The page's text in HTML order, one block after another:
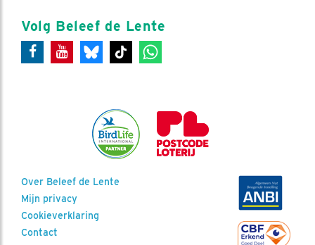
Volg Beleef de Lente
Over Beleef de Lente
Mijn privacy
Cookieverklaring
Contact